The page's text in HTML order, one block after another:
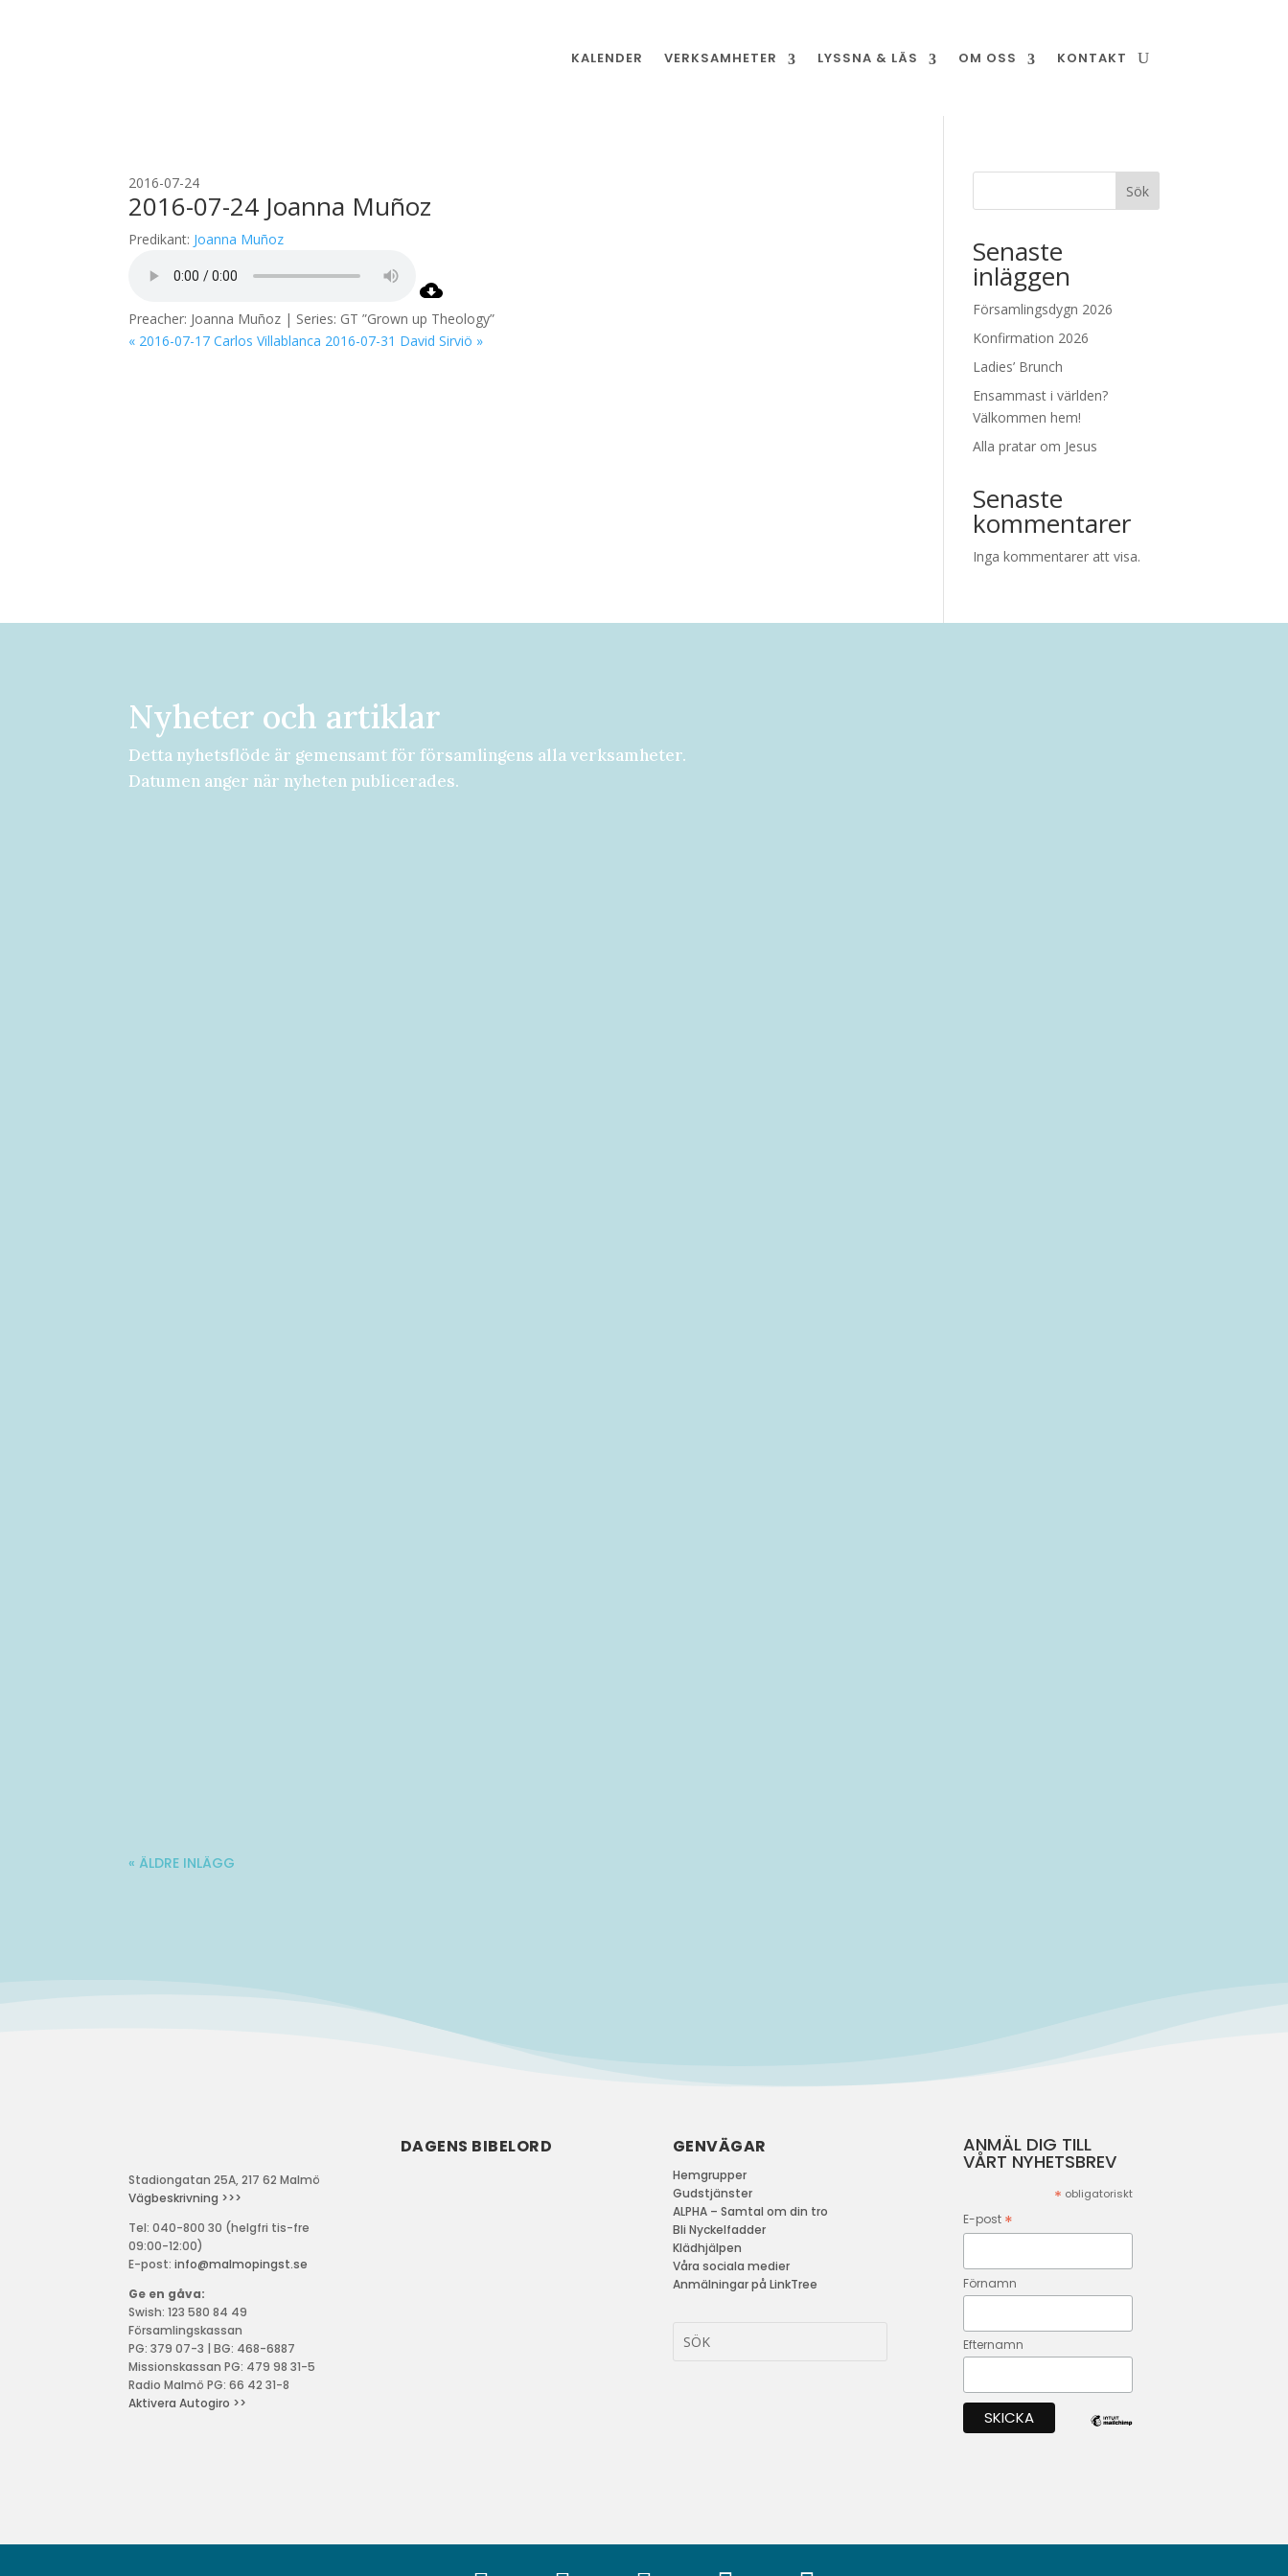
KALENDER VERKSAMHETER LYSSNA & LÄS OM OSS KONTAKT
2016-07-24
2016-07-24 Joanna Muñoz
Predikant: Joanna Muñoz
Preacher: Joanna Muñoz | Series: GT ”Grown up Theology”
« 2016-07-17 Carlos Villablanca 2016-07-31 David Sirviö »
Sök
Senaste
inläggen
Församlingsdygn 2026
Konfirmation 2026
Ladies’ Brunch
Ensammast i världen?
Välkommen hem!
Alla pratar om Jesus
Senaste
kommentarer
Inga kommentarer att visa.
Nyheter och artiklar
Detta nyhetsflöde är gemensamt för församlingens alla verksamheter.
Datumen anger när nyheten publicerades.
« ÄLDRE INLÄGG
Stadiongatan 25A, 217 62 Malmö
Vägbeskrivning >>>
Tel: 040-800 30 (helgfri tis-fre
09:00-12:00)
E-post:info@malmopingst.se
Ge en gåva:
Swish: 123 580 84 49
Församlingskassan
PG: 379 07-3 | BG: 468-6887
Missionskassan PG: 479 98 31-5
Radio Malmö PG: 66 42 31-8
Aktivera Autogiro >>
DAGENS BIBELORD GENVÄGAR
Hemgrupper
Gudstjänster
ALPHA – Samtal om din tro
Bli Nyckelfadder
Klädhjälpen
Våra sociala medier
Anmälningar på LinkTree
ANMÄL DIG TILL
VÅRT NYHETSBREV
* obligatoriskt
E-post *
Förnamn
Efternamn